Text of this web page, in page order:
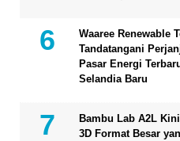
Waaree Renewable
Tandatangani
Pasar Energi
Selandia Baru
Bambu Lab A2L
3D Format Besar